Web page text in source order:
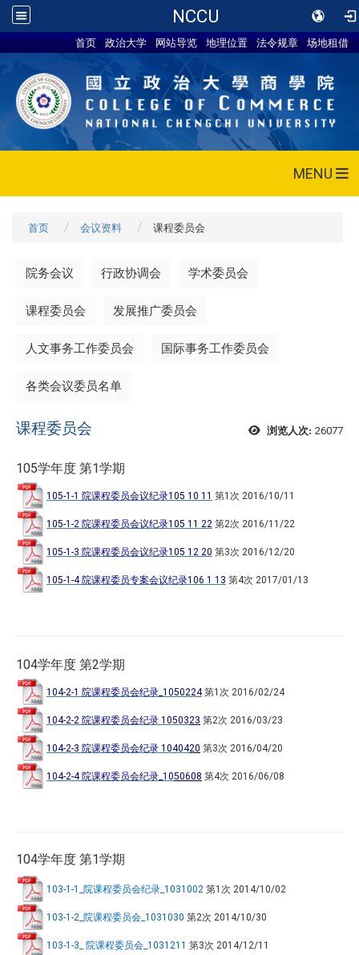
NCCU
首页 政治大学 网站导览 地理位置 法令规章 场地租借
MENU
首页 会议资料 课程委员会
院务会议 行政协调会 学术委员会
课程委员会 发展推广委员会
人文事务工作委员会 国际事务工作委员会
各类会议委员名单
浏览人次: 26077
课程委员会
105学年度 第1学期
105-1-1 院课程委员会议纪录105 10 11 第1次 2016/10/11
105-1-2 院课程委员会议纪录105 11 22 第2次 2016/11/22
105-1-3 院课程委员会议纪录105 12 20 第3次 2016/12/20
105-1-4 院课程委员专案会议纪录106 1 13 第4次 2017/01/13
104学年度 第2学期
104-2-1 院课程委员会纪录_1050224第1次 2016/02/24
104-2-2 院课程委员会纪录 1050323 第2次 2016/03/23
104-2-3 院课程委员会纪录 1040420 第3次 2016/04/20
104-2-4 院课程委员会纪录_1050608 第4次 2016/06/08
104学年度 第1学期
103-1-1_院课程委员会纪录_1031002 第1次 2014/10/02
103-1-2_院课程委员会_1031030 第2次 2014/10/30
103-1-3_ 院课程委员会_1031211 第3次 2014/12/11